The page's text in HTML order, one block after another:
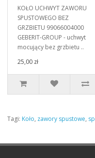
KOŁO UCHWYT ZAWORU
SPUSTOWEGO BEZ
GRZBIETU 99066004000
GEBERIT-GROUP - uchwyt
mocujący bez grzbietu ..
25,00 zł
Tagi: Koło, zawory spustowe,